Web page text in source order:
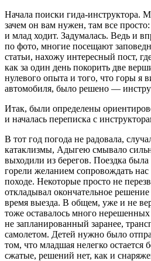
Начала поиски гида-инструктора.
зачем он вам нужен, там все
и млад ходит. Задумалась. Ведь и
по фото, многие посещают
статьи, нахожу интересный пост,
как за один день покорить две
нулевого опыта и того, что горы я
автомобиля, было решено —
Итак, были определены
и началась переписка с
В тот год погода не радовала,
катаклизмы, Адыгею смывало
выходили из берегов. Поездка
горели желанием сопровождать
походе. Некоторые просто не
откладывал окончательное
время выезда. В общем, уже и не
тоже оставалось много нерешенных
не запланированный заранее,
самолетом. Детей нужно было
том, что младшая нелегко остается
сжатые, решений нет, как и